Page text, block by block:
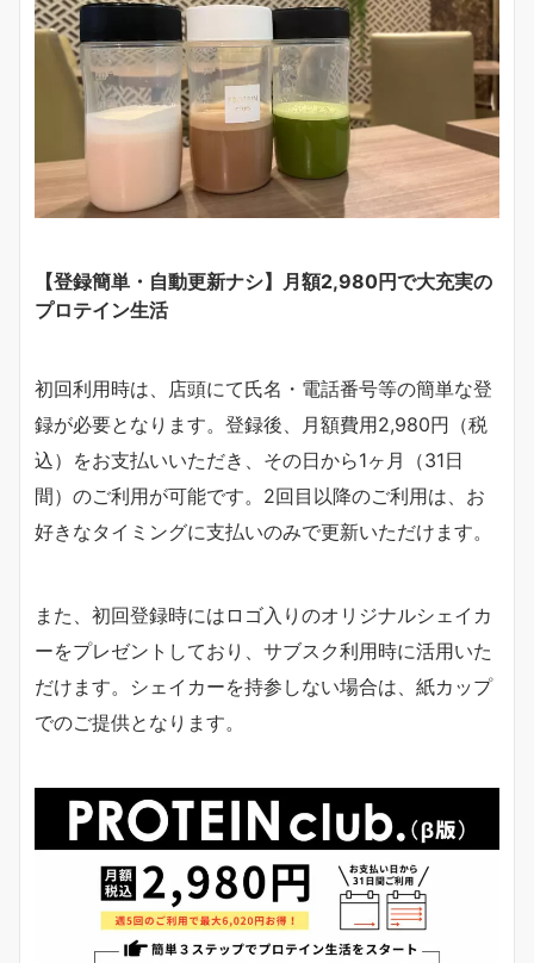
【登録簡単・自動更新ナシ】月額2,980円で大充実の
プロテイン生活
初回利用時は、店頭にて氏名・電話番号等の簡単な登
録が必要となります。登録後、月額費用2,980円（税
込）をお支払いいただき、その日から1ヶ月（31日
間）のご利用が可能です。2回目以降のご利用は、お
好きなタイミングに支払いのみで更新いただけます。
また、初回登録時にはロゴ入りのオリジナルシェイカ
ーをプレゼントしており、サブスク利用時に活用いた
だけます。シェイカーを持参しない場合は、紙カップ
でのご提供となります。